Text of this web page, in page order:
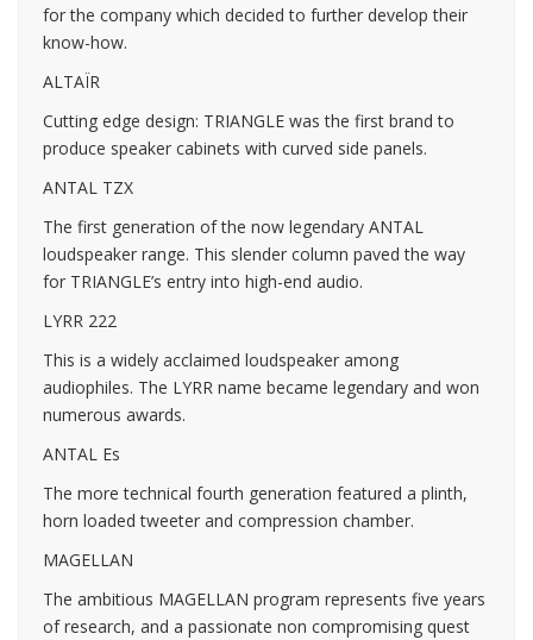
for the company which decided to further develop their
know-how.
ALTAÏR
Cutting edge design: TRIANGLE was the first brand to
produce speaker cabinets with curved side panels.
ANTAL TZX
The first generation of the now legendary ANTAL
loudspeaker range. This slender column paved the way
for TRIANGLE’s entry into high-end audio.
LYRR 222
This is a widely acclaimed loudspeaker among
audiophiles. The LYRR name became legendary and won
numerous awards.
ANTAL Es
The more technical fourth generation featured a plinth,
horn loaded tweeter and compression chamber.
MAGELLAN
The ambitious MAGELLAN program represents five years
of research, and a passionate non compromising quest